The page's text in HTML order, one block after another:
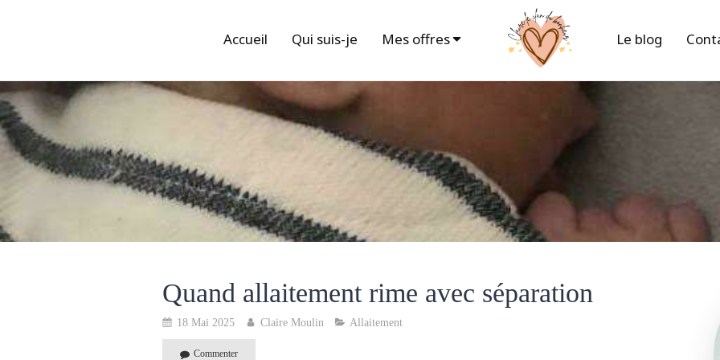
Accueil Qui suis-je Mes offres Le blog
Quand allaitement rime avec séparation
18 Mai 2025 Claire Moulin Allaitement
Commenter